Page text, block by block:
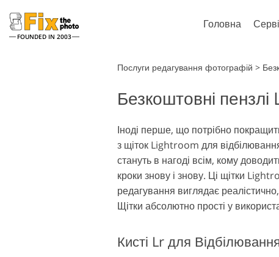
FOUNDED IN 2003
Головна
Редагування Весільних
Фото
Моделі
за
Lightroom
Пресети Lightroom
Пресети - Найкраща
Пропозиція
Мобільні пресети
Photoshop
Текстури
Цілі
Набори Ps
Послуги редагування фотографій >
Безкоштовні
Іноді перше, що потрібно
з щіток Lightroom для
стануть в нагоді всім, кому
кроки знову і знову. Ці щітки
редагування виглядає
Щітки абсолютно прості у